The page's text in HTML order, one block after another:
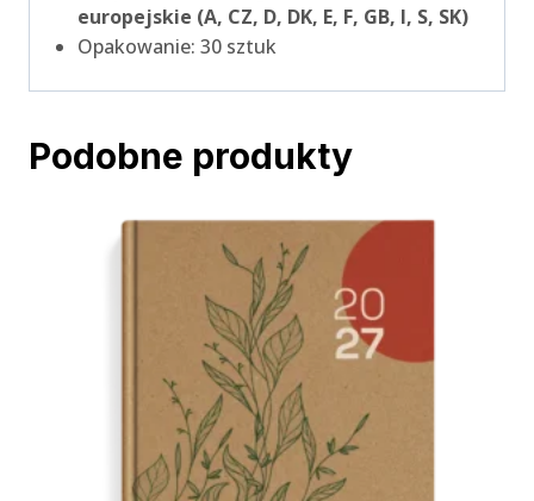
europejskie (A, CZ, D, DK, E, F, GB, I, S, SK)
Opakowanie: 30 sztuk
Podobne produkty